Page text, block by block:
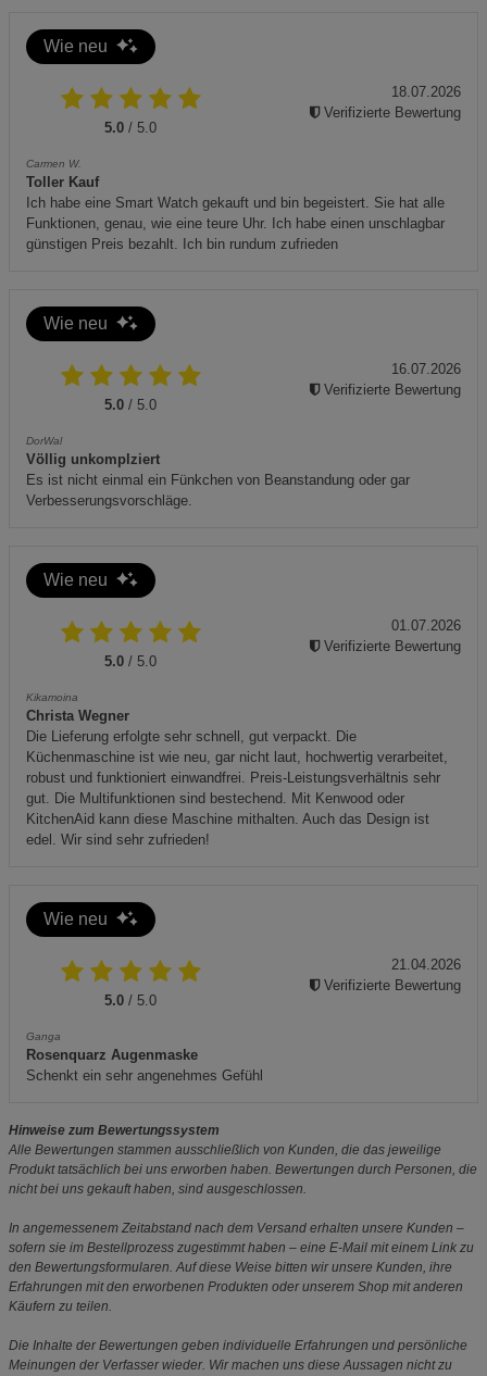
Wiederinbetriebnahme Gerät abkühlen lassen.
Zusätzliche Hinweise
Der Optimum 9400X Powerblender ist für den Dauerbetrieb
im Haushalts- und gewerblichen Bereich geeignet.
Das Gerät enthält keine Batteriekomponenten und
unterliegt daher nicht den speziellen
Kennzeichnungspflichten für Akkus oder Batterien.
Zur umweltgerechten Entsorgung beachten Sie bitte die
CE-Kennzeichnung:
Entsorgung gemäß ElektroG:
Wie neu
5.0 / 5.0
Carmen W.
Toller Kauf
Ich habe eine Smart Watch gekauft und bin begeistert. Sie hat alle
Funktionen, genau, wie eine teure Uhr. Ich habe einen unschlagbar
günstigen Preis bezahlt. Ich bin rundum zufrieden
18.07.2026
Verifizierte Bewertung
Wie neu
5.0 / 5.0
DorWal
Völlig unkomplziert
Es ist nicht einmal ein Fünkchen von Beanstandung oder gar
Verbesserungsvorschläge.
16.07.2026
Verifizierte Bewertung
Wie neu
5.0 / 5.0
Kikamoina
Christa Wegner
Die Lieferung erfolgte sehr schnell, gut verpackt. Die
Küchenmaschine ist wie neu, gar nicht laut, hochwertig verarbeitet,
robust und funktioniert einwandfrei. Preis-Leistungsverhältnis sehr
gut. Die Multifunktionen sind bestechend. Mit Kenwood oder
KitchenAid kann diese Maschine mithalten. Auch das Design ist
edel. Wir sind sehr zufrieden!
01.07.2026
Verifizierte Bewertung
Wie neu
5.0 / 5.0
Ganga
Rosenquarz Augenmaske
Schenkt ein sehr angenehmes Gefühl
21.04.2026
Verifizierte Bewertung
Hinweise zum Bewertungssystem
Alle Bewertungen stammen ausschließlich von Kunden, die das jeweilige
Produkt tatsächlich bei uns erworben haben. Bewertungen durch Personen, die
nicht bei uns gekauft haben, sind ausgeschlossen.
In angemessenem Zeitabstand nach dem Versand erhalten unsere Kunden –
sofern sie im Bestellprozess zugestimmt haben – eine E-Mail mit einem Link zu
den Bewertungsformularen. Auf diese Weise bitten wir unsere Kunden, ihre
Erfahrungen mit den erworbenen Produkten oder unserem Shop mit anderen
Käufern zu teilen.
Die Inhalte der Bewertungen geben individuelle Erfahrungen und persönliche
Meinungen der Verfasser wieder. Wir machen uns diese Aussagen nicht zu